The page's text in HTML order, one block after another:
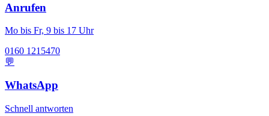
Anrufen
Mo bis Fr, 9 bis 17 Uhr
0160 1215470
💬
WhatsApp
Schnell antworten